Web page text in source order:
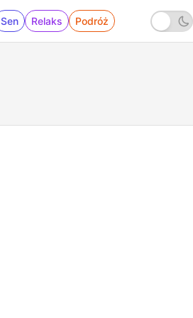
Sen Relaks Podróż